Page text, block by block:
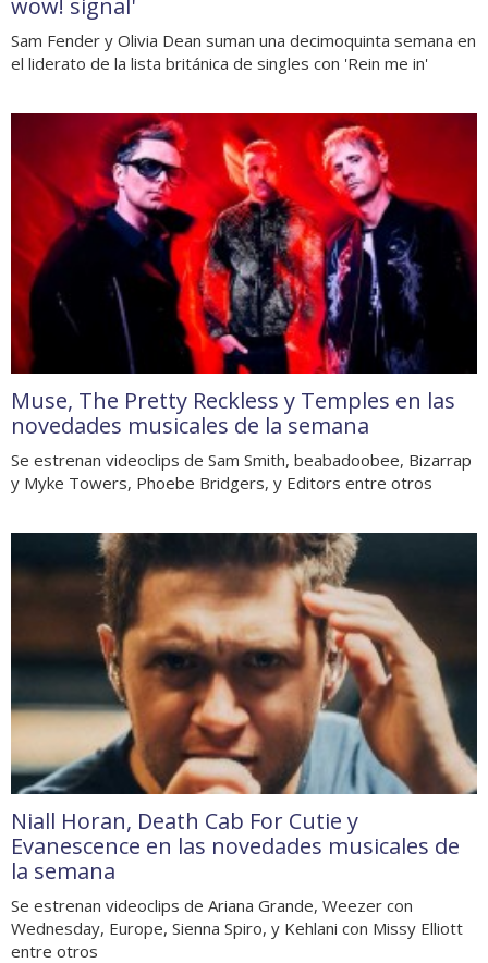
Sam Fender y Olivia Dean suman una decimoquinta semana en
el liderato de la lista británica de singles con 'Rein me in'
Muse, The Pretty Reckless y Temples en las
novedades musicales de la semana
Se estrenan videoclips de Sam Smith, beabadoobee, Bizarrap
y Myke Towers, Phoebe Bridgers, y Editors entre otros
Niall Horan, Death Cab For Cutie y
Evanescence en las novedades musicales de
la semana
Se estrenan videoclips de Ariana Grande, Weezer con
Wednesday, Europe, Sienna Spiro, y Kehlani con Missy Elliott
entre otros